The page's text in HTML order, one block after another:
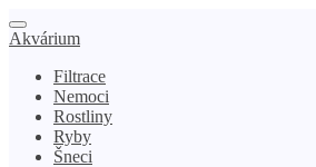
Akvárium
Filtrace
Nemoci
Rostliny
Ryby
Šneci